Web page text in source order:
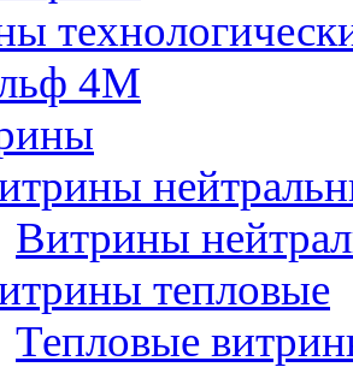
4М
Витрины
тепловые
Тепловые